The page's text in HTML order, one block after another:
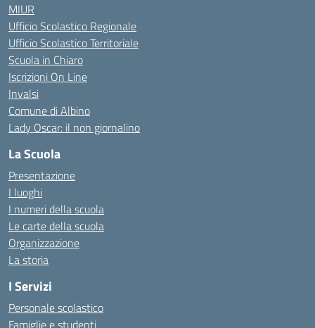
MIUR
Ufficio Scolastico Regionale
Ufficio Scolastico Territoriale
Scuola in Chiaro
Iscrizioni On Line
Invalsi
Comune di Albino
Lady Oscar: il non giornalino
La Scuola
Presentazione
I luoghi
I numeri della scuola
Le carte della scuola
Organizzazione
La storia
I Servizi
Personale scolastico
Famiglie e studenti